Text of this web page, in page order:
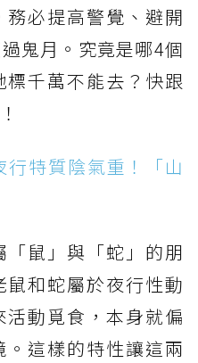
必提高警覺、避開
鬼月。究竟是哪4個
千萬不能去？快跟
特質陰氣重！「山
鼠」與「蛇」的朋
和蛇屬於夜行性動
動覓食，本身就偏
這樣的特性讓這兩